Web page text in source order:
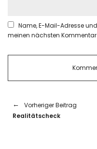
Name, E-Mail-Adresse
meinen nächsten
Vorheriger Beitrag
Realitätscheck